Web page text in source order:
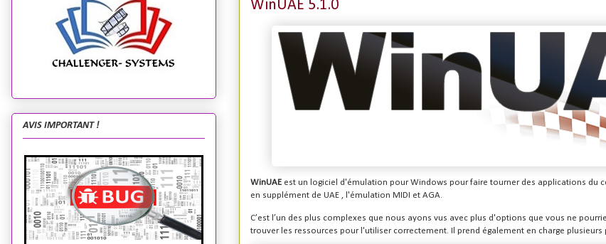
WinUAE 5.1.0
WinUAE est un logiciel d'émulation pour Windows pour faire tourner des applications du
en supplément de UAE , l'émulation MIDI et AGA.
C’est l’un des plus complexes que nous ayons vus avec plus d'options que vous ne
trouver les ressources pour l'utiliser correctement. Il prend également en charge plusieurs
AVIS IMPORTANT !